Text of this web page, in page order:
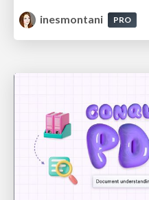
inesmontani
PRO